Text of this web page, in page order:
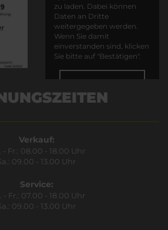
zu laden. Dabei können
Daten an Dritte
weitergegeben werden.
Wenn Sie damit
einverstanden sind, klicken
Sie bitte auf "Bestätigen".
Verkauf:
- Fr.: 08.00 - 18.00 Uhr
09.00 - 13.00 Uhr
Service:
- Fr.: 07.00 - 18.00 Uhr
09.00 - 13.00 Uhr